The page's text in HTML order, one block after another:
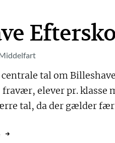
tal om
elever pr. klasse
tal, da der gælder